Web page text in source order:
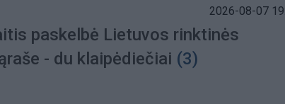
2026-08-07
paskelbė Lietuvos rinktinės
- du klaipėdiečiai (3)